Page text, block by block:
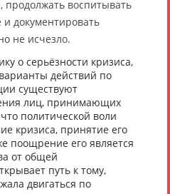
продолжать воспитывать
и документировать
не исчезло.
о серьёзности кризиса,
действий по
существуют
лиц, принимающих
политической воли
кризиса, принятие его
поощрение его является
от общей
путь к тому,
двигаться по